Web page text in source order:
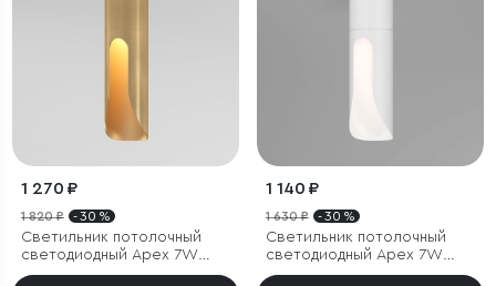
1 270 ₽
1 820 ₽ - 30 %
Светильник потолочный
светодиодный Apex 7W
3000K латунь
1 140 ₽
1 630 ₽ - 30 %
Светильник потолочный
светодиодный Apex 7W
4000K белый